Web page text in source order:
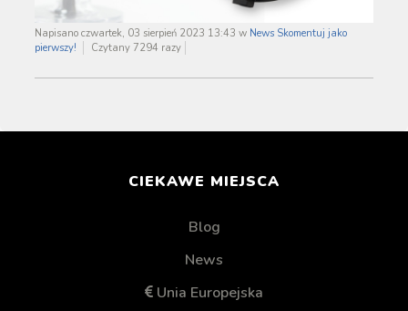
Napisano czwartek, 03 sierpień 2023 13:43 w News Skomentuj jako
pierwszy!
Czytany 7294 razy
CIEKAWE MIEJSCA
Blog
News
Unia Europejska